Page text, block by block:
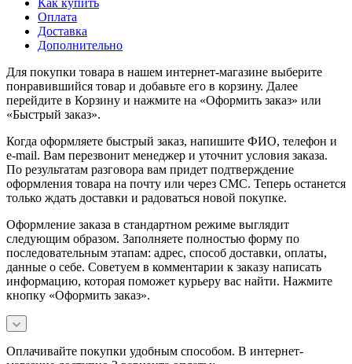
Оплата
Доставка
Дополнительно
Для покупки товара в нашем интернет-магазине выберите
понравившийся товар и добавьте его в корзину. Далее
перейдите в Корзину и нажмите на «Оформить заказ» или
«Быстрый заказ».
Когда оформляете быстрый заказ, напишите ФИО, телефон и
e-mail. Вам перезвонит менеджер и уточнит условия заказа.
По результатам разговора вам придет подтверждение
оформления товара на почту или через СМС. Теперь останется
только ждать доставки и радоваться новой покупке.
Оформление заказа в стандартном режиме выглядит
следующим образом. Заполняете полностью форму по
последовательным этапам: адрес, способ доставки, оплаты,
данные о себе. Советуем в комментарии к заказу написать
информацию, которая поможет курьеру вас найти. Нажмите
кнопку «Оформить заказ».
Оплачивайте покупки удобным способом. В интернет-